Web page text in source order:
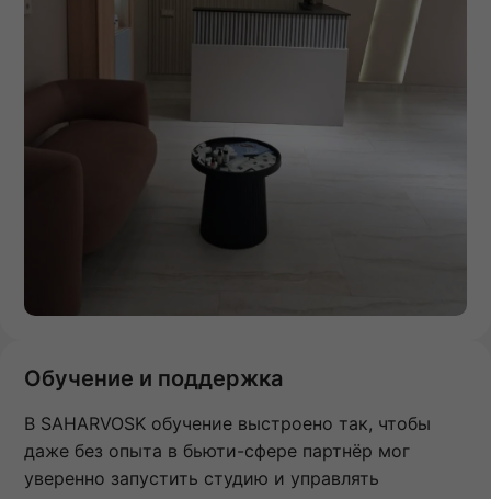
Обучение и поддержка
В SAHARVOSK обучение выстроено так, чтобы
даже без опыта в бьюти-сфере партнёр мог
уверенно запустить студию и управлять